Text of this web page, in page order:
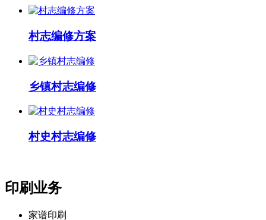
村志编修方案
乡镇村志编修
村史村志编修
印刷业务
家谱印刷